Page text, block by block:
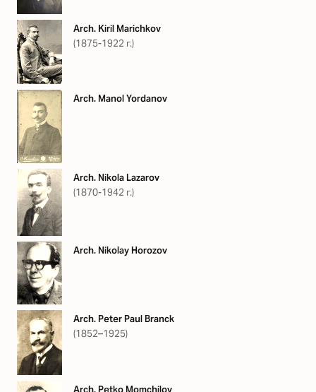
Arch. Kiril Marichkov
(1875-1922 г.)
Arch. Manol Yordanov
Arch. Nikola Lazarov
(1870-1942 г.)
Arch. Nikolay Horozov
Arch. Peter Paul Branck
(1852–1925)
Arch. Petko Momchilov